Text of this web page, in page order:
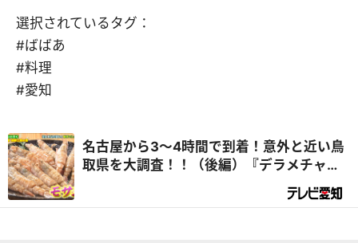
選択されているタグ：
#ばばあ
#料理
#愛知
名古屋から3～4時間で到着！意外と近い鳥
取県を大調査！！（後編）『デラメチャ気